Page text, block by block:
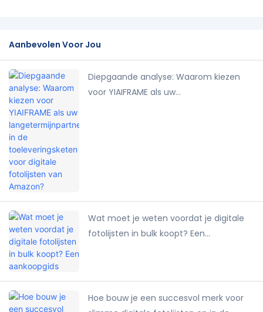
Aanbevolen Voor Jou
Diepgaande analyse: Waarom kiezen
voor YIAIFRAME als uw
Wat moet je weten voordat je digitale
fotolijsten in bulk koopt? Een
Hoe bouw je een succesvol merk voor